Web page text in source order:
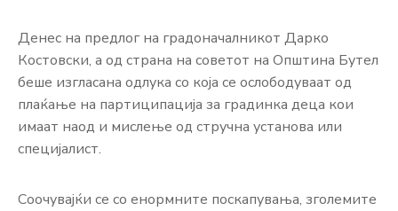
Денес на предлог на градоначалникот Дарко
Костовски, а од страна на советот на Општина Бутел
беше изгласана одлука со која се ослободуваат од
плаќање на партиципација за градинка деца кои
имаат наод и мислење од стручна установа или
специјалист.
Соочувајќи се со енормните поскапувања, зголемите